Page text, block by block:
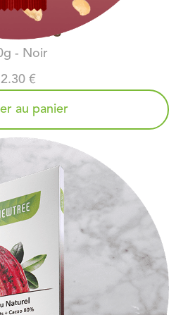
- Noir
2.30 €
au panier